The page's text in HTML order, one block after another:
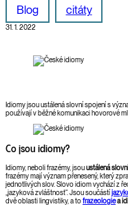
Blog citáty
31. 1. 2022
Idiomy jsou ustálená slovní spojení s
používají v běžné komunikaci hovorové
Co jsou idiomy?
Idiomy, neboli frazémy, jsouustálená
frazémy mají význam přenesený, který
jednotlivých slov. Slovo idiom vychází z
„jazyková zvláštnost“. Jsou součástí
dvě oblasti lingvistiky, a tofrazeologiea